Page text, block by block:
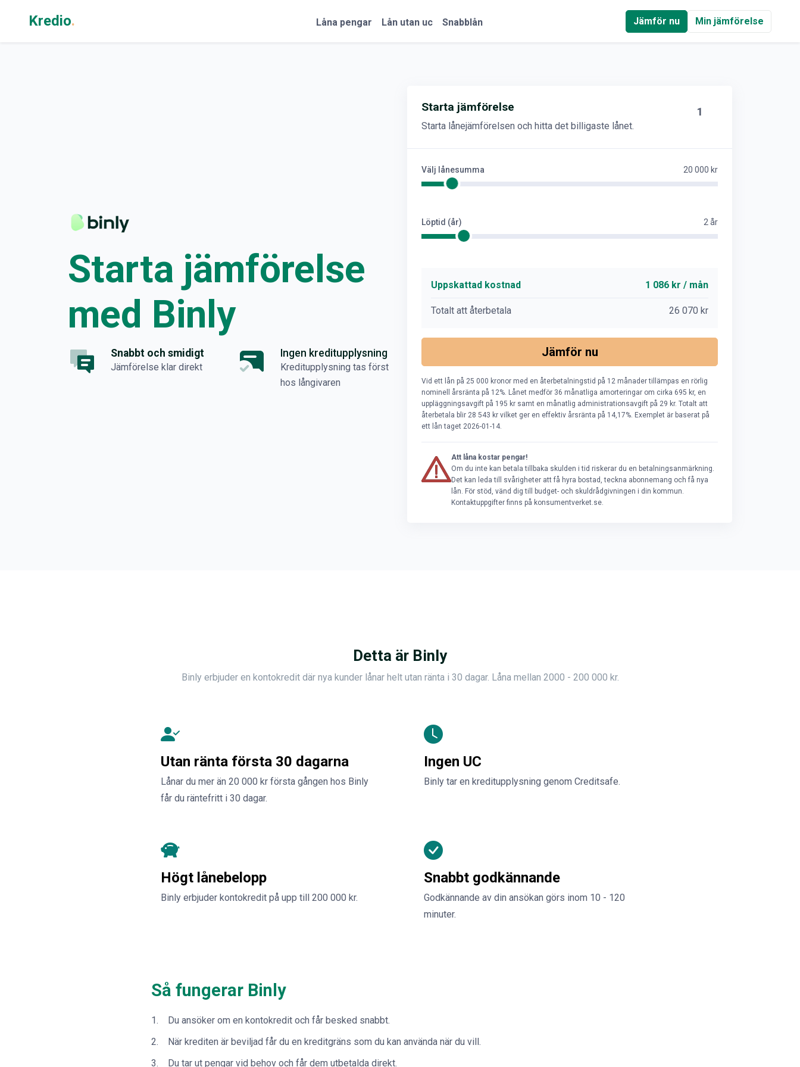
Kredio. Låna pengar Lån utan uc Snabblån Jämför nu Min jämförelse
Starta jämförelse
med Binly
Snabbt och smidigt
Jämförelse klar direkt
Ingen kreditupplysning
Kreditupplysning tas först
hos långivaren
Starta jämförelse
Starta lånejämförelsen och hitta det billigaste lånet.
1
Välj lånesumma 20 000 kr
Löptid (år) 2 år
Uppskattad kostnad 1 086 kr / mån
Totalt att återbetala 26 070 kr
Jämför nu
Vid ett lån på 25 000 kronor med en återbetalningstid på 12 månader tillämpas en rörlig
nominell årsränta på 12%. Lånet medför 36 månatliga amorteringar om cirka 695 kr, en
uppläggningsavgift på 195 kr samt en månatlig administrationsavgift på 29 kr. Totalt att
återbetala blir 28 543 kr vilket ger en effektiv årsränta på 14,17%. Exemplet är baserat på
ett lån taget 2026-01-14.
Att låna kostar pengar!
Om du inte kan betala tillbaka skulden i tid riskerar du en betalningsanmärkning.
Det kan leda till svårigheter att få hyra bostad, teckna abonnemang och få nya
lån. För stöd, vänd dig till budget- och skuldrådgivningen i din kommun.
Kontaktuppgifter finns på konsumentverket.se.
Detta är Binly
Binly erbjuder en kontokredit där nya kunder lånar helt utan ränta i 30 dagar. Låna mellan 2000 - 200 000 kr.
Utan ränta första 30 dagarna
Lånar du mer än 20 000 kr första gången hos Binly
får du räntefritt i 30 dagar.
Ingen UC
Binly tar en kreditupplysning genom Creditsafe.
Högt lånebelopp
Binly erbjuder kontokredit på upp till 200 000 kr.
Snabbt godkännande
Godkännande av din ansökan görs inom 10 - 120
minuter.
Så fungerar Binly
Du ansöker om en kontokredit och får besked snabbt.
När krediten är beviljad får du en kreditgräns som du kan använda när du vill.
Du tar ut pengar vid behov och får dem utbetalda direkt.